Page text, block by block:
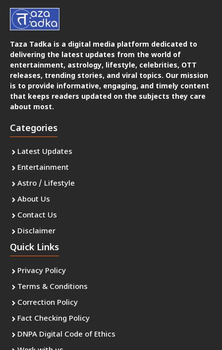
Taza Tadka is a digital media platform dedicated to
delivering the latest updates from the world of
entertainment, astrology, lifestyle, celebrities, OTT
releases, trending stories, and viral topics. Our mission
is to provide informative, engaging, and timely content
that keeps readers updated on the subjects they care
about most.
Categories
Latest Updates
Entertainment
Astro / Lifestyle
About Us
Contact Us
Disclaimer
Quick Links
Privacy Policy
Terms & Conditions
Correction Policy
Fact Checking Policy
DNPA Digital Code of Ethics